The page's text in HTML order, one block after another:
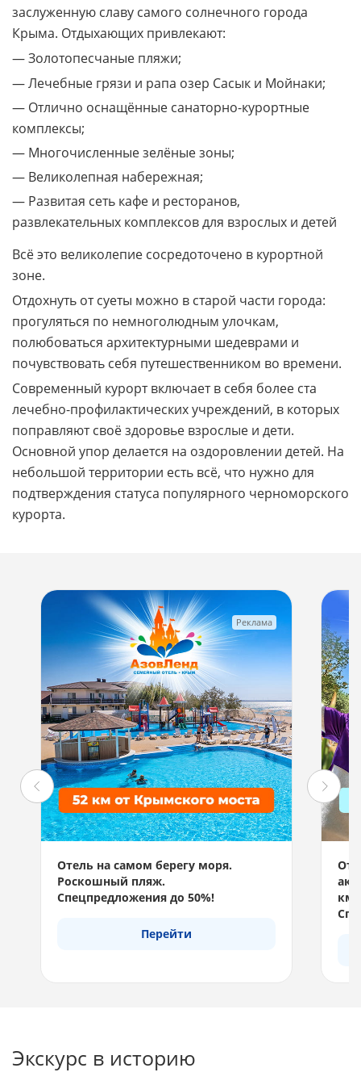
заслуженную славу самого солнечного города
Крыма. Отдыхающих привлекают:
— Золотопесчаные пляжи;
— Лечебные грязи и рапа озер Сасык и Мойнаки;
— Отлично оснащённые санаторно-курортные
комплексы;
— Многочисленные зелёные зоны;
— Великолепная набережная;
— Развитая сеть кафе и ресторанов,
развлекательных комплексов для взрослых и детей
Всё это великолепие сосредоточено в курортной
зоне.
Отдохнуть от суеты можно в старой части города:
прогуляться по немноголюдным улочкам,
полюбоваться архитектурными шедеврами и
почувствовать себя путешественником во времени.
Современный курорт включает в себя более ста
лечебно-профилактических учреждений, в которых
поправляют своё здоровье взрослые и дети.
Основной упор делается на оздоровлении детей. На
небольшой территории есть всё, что нужно для
подтверждения статуса популярного черноморского
курорта.
Реклама
Отель на самом берегу моря.
Роскошный пляж.
Спецпредложения до 50%!
Перейти
км
Экскурс в историю